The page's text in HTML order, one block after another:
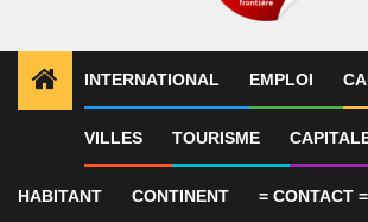
INTERNATIONAL EMPLOI
VILLES TOURISME
HABITANT CONTINENT = CONTACT =
ALERTES INFO 1 Voyage au